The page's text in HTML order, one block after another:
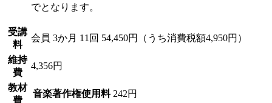
でとなります。
受講
料
会員 3か月 11回 54,450円（うち消費税額4,950円）
維持
費
4,356円
教材
費
音楽著作権使用料 242円